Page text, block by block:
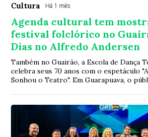
Cultura Há 1 mês
Agenda cultural tem
festival folclórico no
Dias no Alfredo Andersen
Também no Guairão, a Escola de Dança
celebra seus 70 anos com o espetáculo
Sonhou o Teatro". Em Guarapuava, o